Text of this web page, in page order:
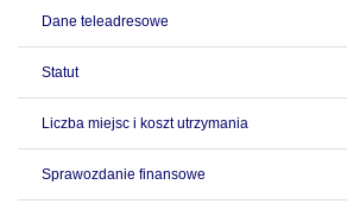
Dane teleadresowe
Statut
Liczba miejsc i koszt utrzymania
Sprawozdanie finansowe